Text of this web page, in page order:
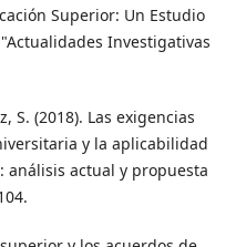
Superior: Un Estudio
Investigativas
S. (2018). Las exigencias
y la aplicabilidad
análisis actual y propuesta